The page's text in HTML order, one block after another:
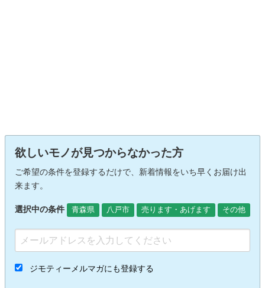
欲しいモノが見つからなかった方
ご希望の条件を登録するだけで、新着情報をいち早くお届け出
来ます。
選択中の条件 青森県 八戸市 売ります・あげます その他
ジモティーメルマガにも登録する